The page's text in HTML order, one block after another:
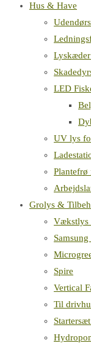
Hus & Have
LED
UV lys
Plantefrø
Grolys &
Vækstlys
Spire
Vertical
Til